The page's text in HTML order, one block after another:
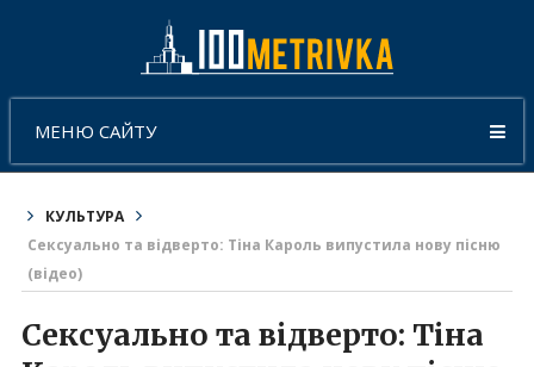
МЕНЮ САЙТУ
КУЛЬТУРА
Сексуально та відверто: Тіна Кароль випустила нову пісню
(відео)
Сексуально та відверто: Тіна